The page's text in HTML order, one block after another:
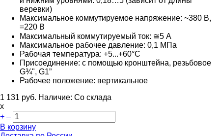
веревки)
Максимальное коммутируемое напряжение: ~380 В,
=220 В
Максимальный коммутируемый ток: ≅5 А
Максимальное рабочее давление: 0,1 МПа
Рабочая температура: +5...+60°С
Присоединение: с помощью кронштейна, резьбовое
G¾", G1”
Рабочее положение: вертикальное
1 131 руб. Наличие: Со склада
х
+ –
В корзину